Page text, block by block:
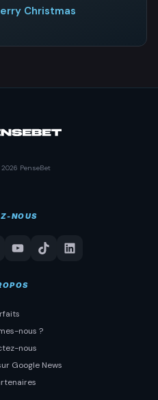
Christmas
PenseBet
NOUS
nous ?
nous
Google News